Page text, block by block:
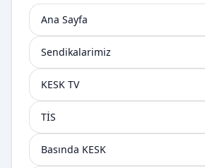
Ana Sayfa
Sendikalarimiz
KESK TV
TİS
Basında KESK